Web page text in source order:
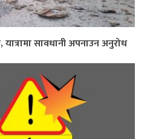
सावधानी अपनाउन अनुरोध